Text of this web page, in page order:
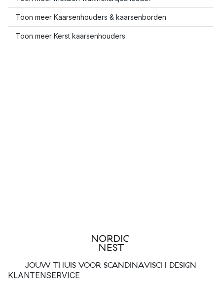
Toon meer Kaarsenhouders & kaarsenborden
Toon meer Kerst kaarsenhouders
JOUW THUIS VOOR SCANDINAVISCH DESIGN
KLANTENSERVICE